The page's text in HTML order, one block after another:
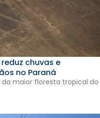
chuvas e
no Paraná
maior floresta tropical do